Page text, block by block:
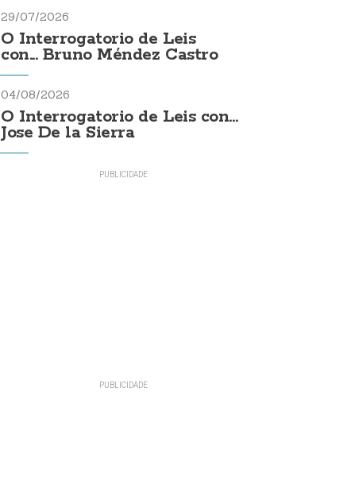
29/07/2026
O Interrogatorio de Leis
con... Bruno Méndez Castro
04/08/2026
O Interrogatorio de Leis con...
Jose De la Sierra